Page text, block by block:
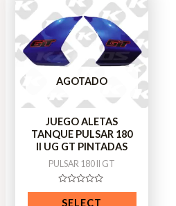
AGOTADO
JUEGO ALETAS
TANQUE PULSAR 180
II UG GT PINTADAS
PULSAR 180 II GT
Rated
0SELECT